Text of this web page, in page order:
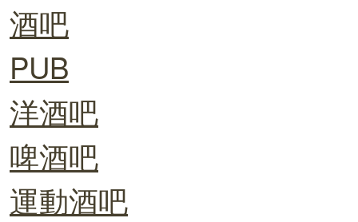
酒吧
PUB
洋酒吧
啤酒吧
運動酒吧